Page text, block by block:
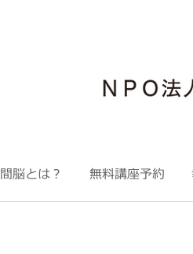
間脳とは？ 無料講座予約